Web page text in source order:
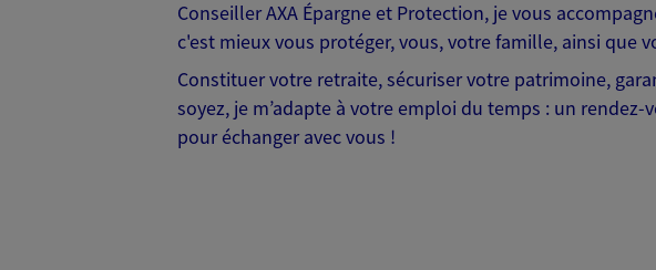
Conseiller AXA Épargne et Protection, je vous
c'est mieux vous protéger, vous, votre famille, ainsi que
Constituer votre retraite, sécuriser votre patrimoine,
soyez, je m’adapte à votre emploi du temps : un
pour échanger avec vous !